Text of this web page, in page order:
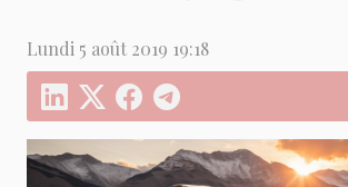
Lundi 5 août 2019 19:18